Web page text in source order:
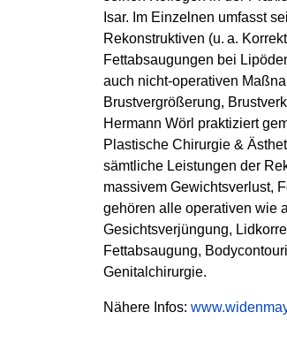
Isar. Im Einzelnen umfasst
Rekonstruktiven (u. a.
Fettabsaugungen bei
auch nicht-operativen
Brustvergrößerung,
Hermann Wörl praktiziert
Plastische Chirurgie &
sämtliche Leistungen der
massivem Gewichtsverlust,
gehören alle operativen wie
Gesichtsverjüngung,
Fettabsaugung,
Genitalchirurgie.
Nähere Infos: